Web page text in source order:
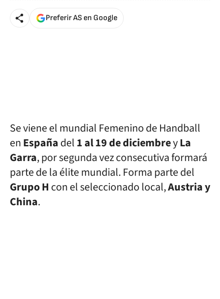
Preferir AS en Google
Se viene el mundial Femenino de Handball
enEspañadel1 al 19 de diciembreyLa
Garra, por segunda vez consecutiva formará
parte de la élite mundial. Forma parte del
Grupo Hcon el seleccionado local,Austria y
China.